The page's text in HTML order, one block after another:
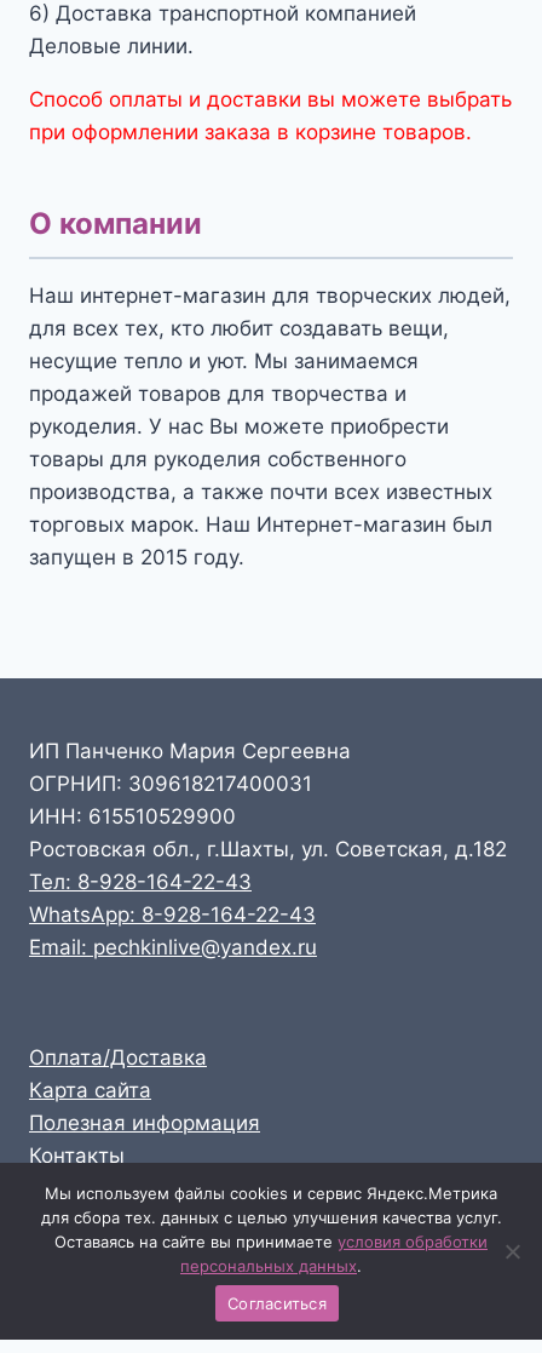
6) Доставка транспортной компанией
Деловые линии.
Способ оплаты и доставки вы можете выбрать
при оформлении заказа в корзине товаров.
О компании
Наш интернет-магазин для творческих людей,
для всех тех, кто любит создавать вещи,
несущие тепло и уют. Мы занимаемся
продажей товаров для творчества и
рукоделия. У нас Вы можете приобрести
товары для рукоделия собственного
производства, а также почти всех известных
торговых марок. Наш Интернет-магазин был
запущен в 2015 году.
ИП Панченко Мария Сергеевна
ОГРНИП: 309618217400031
ИНН: 615510529900
Ростовская обл., г.Шахты, ул. Советская, д.182
Тел: 8-928-164-22-43
WhatsApp: 8-928-164-22-43
Email: pechkinlive@yandex.ru
Оплата/Доставка
Карта сайта
Полезная информация
Контакты
Личный кабинет
Опт: 8-928-164-22-43
Розница: 8-989-711-58-47
Мы используем файлы cookies и сервис Яндекс.Метрика
для сбора тех. данных с целью улучшения качества услуг.
Оставаясь на сайте вы принимаете условия обработки
персональных данных.
Согласиться